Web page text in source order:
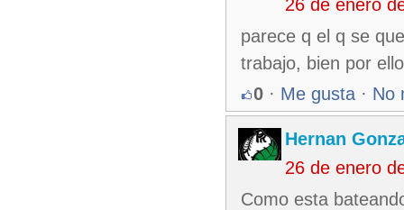
26 de enero
parece q el q se
trabajo, bien por
0 · Me gusta · No
Hernan
26 de enero
Como esta